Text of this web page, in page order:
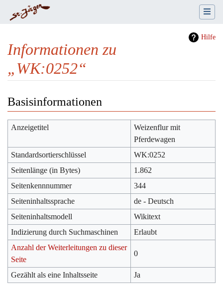
Hilfe
Informationen zu
„WK:0252“
Basisinformationen
Anzeigetitel
Weizenflur mit
Pferdewagen
Standardsortierschlüssel
WK:0252
Seitenlänge (in Bytes)
1.862
Seitenkennnummer
344
Seiteninhaltssprache
de - Deutsch
Seiteninhaltsmodell
Wikitext
Indizierung durch Suchmaschinen
Erlaubt
Anzahl der Weiterleitungen zu dieser
Seite
0
Gezählt als eine Inhaltsseite Ja